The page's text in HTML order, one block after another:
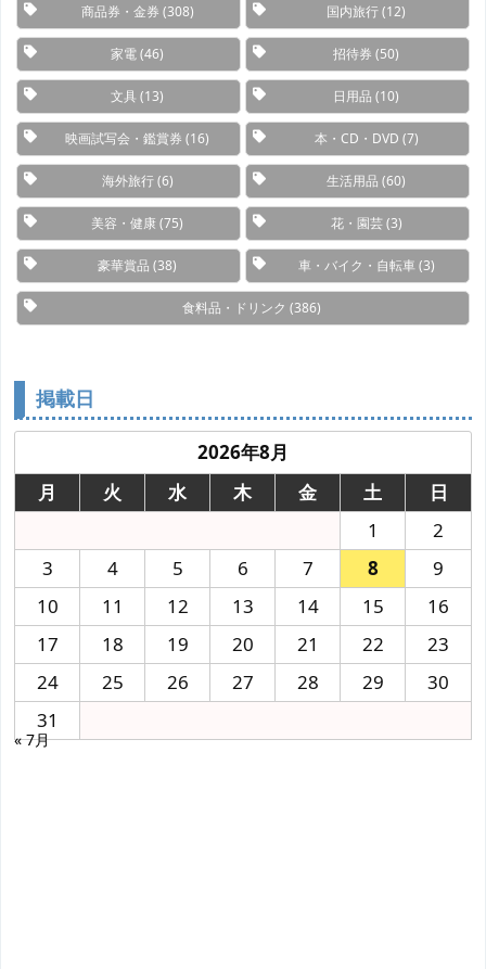
商品券・金券 (308) 国内旅行(12)
家電(46) 招待券 (50)
文具 (13) 日用品 (10)
映画試写会・鑑賞券 (16) 本・CD・DVD (7)
海外旅行(6) 生活用品 (60)
美容・健康(75) 花・園芸(3)
豪華賞品 (38) 車・バイク・自転車(3)
食料品・ドリンク (386)
掲載日
2026年8月
月
火 水 木 金 土
日
1
2
3
4 5 6 7 8
9
10
11 12 13 14 15
16
17
18 19 20 21 22
23
24
25 26 27 28 29
30
31
« 7月